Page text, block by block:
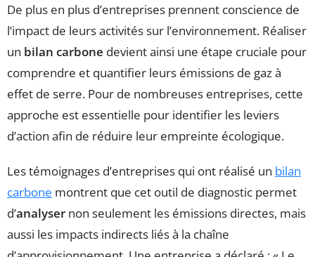
De plus en plus d’entreprises prennent conscience de
l’impact de leurs activités sur l’environnement. Réaliser
un bilan carbone devient ainsi une étape cruciale pour
comprendre et quantifier leurs émissions de gaz à
effet de serre. Pour de nombreuses entreprises, cette
approche est essentielle pour identifier les leviers
d’action afin de réduire leur empreinte écologique.
Les témoignages d’entreprises qui ont réalisé un bilan
carbone montrent que cet outil de diagnostic permet
d’analyser non seulement les émissions directes, mais
aussi les impacts indirects liés à la chaîne